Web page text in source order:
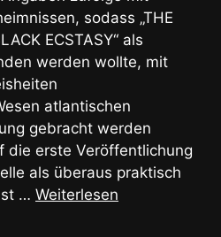
sodass „THE
ECSTASY“ als
werden wollte, mit
atlantischen
gebracht werden
die erste Veröffentlichung
als überaus praktisch
… Weiterlesen